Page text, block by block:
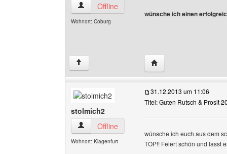
cophila Benutzer-Profile anzeigen
Offline
Wohnort: Coburg
wünsche ich einen
↑ Website dieses
stolmich2
stolmich2 Benutzer-Profile anzeigen
Offline
Wohnort: Klagenfurt
31.12.2013 um 11:06
Titel: Guten Rutsch & Prosit
wünsche ich euch aus dem
TOP!! Feiert schön und lasst